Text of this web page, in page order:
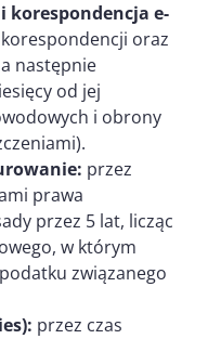
e-
oraz
następnie
od jej
i obrony
przez
prawa
przez 5 lat, licząc
w którym
związanego
przez czas